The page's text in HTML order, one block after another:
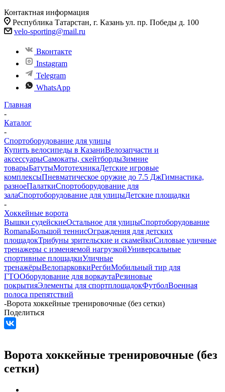
Контактная информация
Республика Татарстан, г. Казань ул. пр. Победы д. 100
velo-sporting@mail.ru
Вконтакте
Instagram
Telegram
WhatsApp
Главная
-
Каталог
-
Спортоборудование для улицы
Купить велосипеды в КазаниВелозапчасти и
аксессуарыСамокаты, скейтбордыЗимние
товарыБатутыМототехникаДетские игровые
комплексыПневматическое оружие до 7.5 ДжГимнастика,
разноеПалаткиСпортоборудование для
залаСпортоборудование для улицыДетские площадки
-
Хоккейные ворота
Вышки судейскиеОстальное для улицыСпортоборудование
RomanaБольшой теннисОграждения для детских
площадокТрибуны зрительские и скамейкиСиловые уличные
тренажеры с изменяемой нагрузкойУниверсальные
спортивные площадкиУличные
тренажёрыВелопарковкиРегбиМобильный тир для
ГТООборудование для воркаутаРезиновые
покрытияЭлементы для спортплощадокФутболВоенная
полоса препятствий
-Ворота хоккейные тренировочные (без сетки)
Поделиться
Ворота хоккейные тренировочные (без
сетки)